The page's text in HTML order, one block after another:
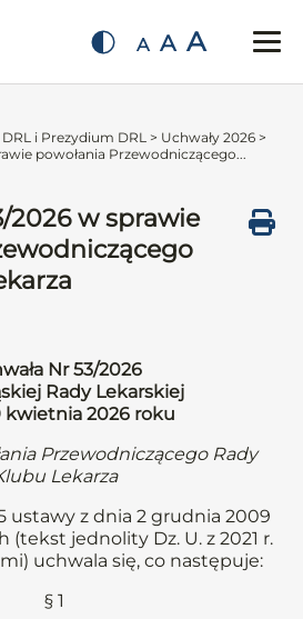
A A A
DRL i Prezydium DRL > Uchwały 2026 >
powołania Przewodniczącego...
2026 w sprawie
Nr 53/2026
Rady Lekarskiej
kwietnia 2026 roku
Przewodniczącego Rady
Lekarza
ustawy z dnia 2 grudnia 2009
(tekst jednolity Dz. U. z 2021 r.
uchwala się, co następuje:
§ 1